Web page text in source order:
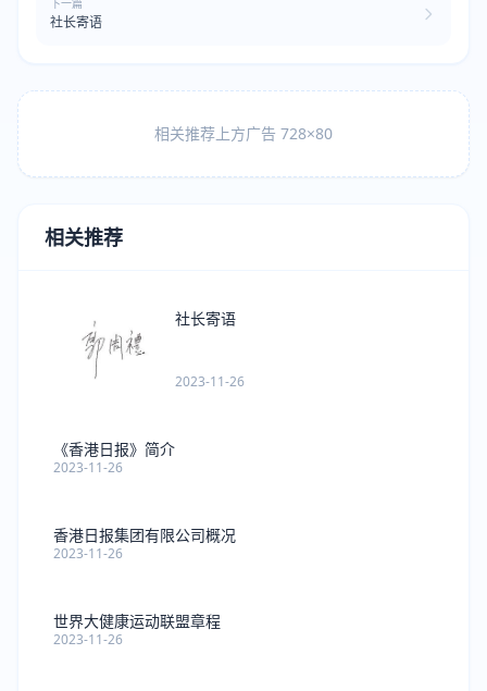
下一篇
社长寄语
相关推荐上方广告 728×80
相关推荐
社长寄语
2023-11-26
《香港日报》简介
2023-11-26
香港日报集团有限公司概况
2023-11-26
世界大健康运动联盟章程
2023-11-26